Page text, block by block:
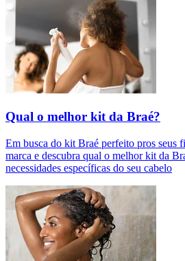
Qual o melhor kit da Braé?
Em busca do kit Braé perfeito pros seus
marca e descubra qual o melhor kit da
necessidades específicas do seu cabelo